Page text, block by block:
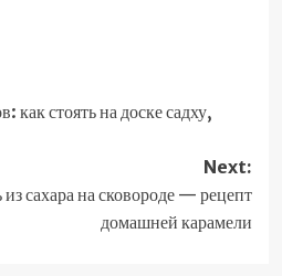
как стоять на доске садху,
Next:
из сахара на сковороде — рецепт
домашней карамели